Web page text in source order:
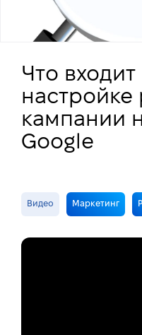
Что
настройке
кампании
Google
Видео Маркетинг